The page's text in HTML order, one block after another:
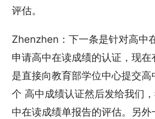
评估。
Zhenzhen：下一条是针对高中
申请高中在读成绩的认证，现
是直接向教育部学位中心提交
个 高中成绩认证然后发给我们
中在读成绩单报告的评估。另